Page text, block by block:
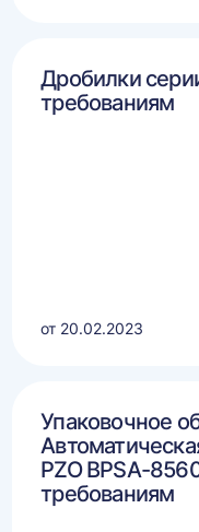
Дробилки
требованиям
от 20.02.2023
Упаковочное
PZO BPSA-
требованиям